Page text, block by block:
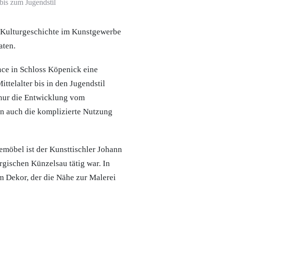
zum Jugendstil
im Kunstgewerbe
in Schloss Köpenick eine
bis in den Jugendstil
die Entwicklung vom
auch die komplizierte Nutzung
ist der Kunsttischler Johann
Künzelsau tätig war. In
Dekor, der die Nähe zur Malerei